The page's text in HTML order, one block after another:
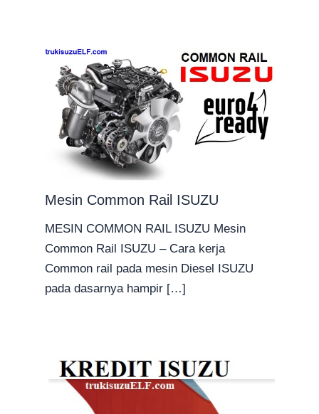
Mesin Common Rail ISUZU
MESIN COMMON RAIL ISUZU Mesin
Common Rail ISUZU – Cara kerja
Common rail pada mesin Diesel ISUZU
pada dasarnya hampir […]